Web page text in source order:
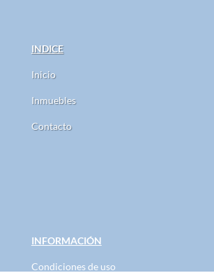
INDICE
Inicio
Inmuebles
Contacto
INFORMACIÓN
Condiciones de uso